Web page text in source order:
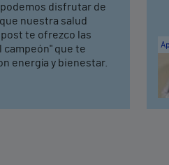
podemos disfrutar de
nuestra salud
te ofrezco las
campeón" que te
energía y bienestar.